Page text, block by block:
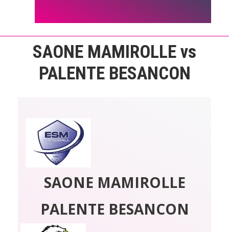
SAONE MAMIROLLE vs
PALENTE BESANCON
SAONE MAMIROLLE
PALENTE BESANCON